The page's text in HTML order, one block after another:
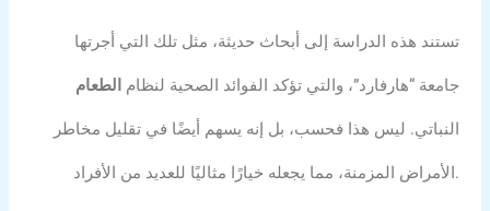
تستند هذه الدراسة إلى أبحاث حديثة، مثل تلك التي أجرتها
جامعة “هارفارد”، والتي تؤكد الفوائد الصحية لنظام الطعام
النباتي. ليس هذا فحسب، بل إنه يسهم أيضًا في تقليل مخاطر
الأمراض المزمنة، مما يجعله خيارًا مثاليًا للعديد من الأفراد.